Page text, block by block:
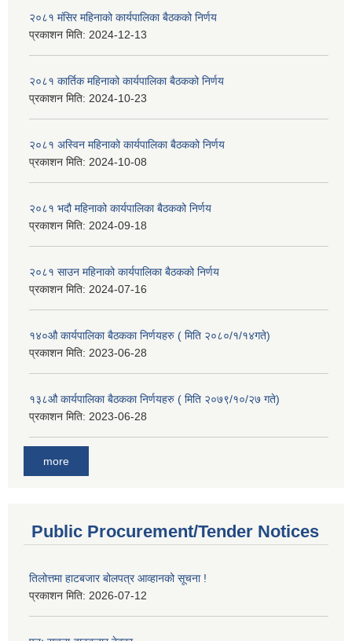
२०८१ मंसिर महिनाको कार्यपालिका बैठकको निर्णय
प्रकाशन मिति: 2024-12-13
२०८१ कार्तिक महिनाको कार्यपालिका बैठकको निर्णय
प्रकाशन मिति: 2024-10-23
२०८१ अस्विन महिनाको कार्यपालिका बैठकको निर्णय
प्रकाशन मिति: 2024-10-08
२०८१ भदौ महिनाको कार्यपालिका बैठकको निर्णय
प्रकाशन मिति: 2024-09-18
२०८१ साउन महिनाको कार्यपालिका बैठकको निर्णय
प्रकाशन मिति: 2024-07-16
१४०औ कार्यपालिका बैठकका निर्णयहरु ( मिति २०८०/१/१४गते)
प्रकाशन मिति: 2023-06-28
१३८औ कार्यपालिका बैठकका निर्णयहरु ( मिति २०७९/१०/२७ गते)
प्रकाशन मिति: 2023-06-28
more
Public Procurement/Tender Notices
तिलोत्तमा हाटबजार बोलपत्र आव्हानको सूचना !
प्रकाशन मिति: 2026-07-12